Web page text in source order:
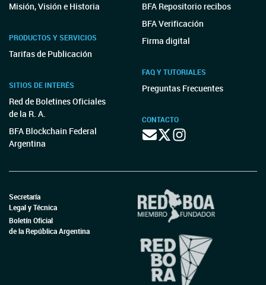
Misión, Visión e Historia
PRODUCTOS Y SERVICIOS
Tarifas de Publicación
SITIOS DE INTERÉS
Red de Boletines Oficiales
de la R. A.
BFA Blockchain Federal
Argentina
BFA Repositorio recibos
BFA Verificación
Firma digital
FAQ Y TUTORIALES
Preguntas Frecuentes
CONTACTO
Secretaría
Legal y Técnica
Boletín Oficial
de la República Argentina